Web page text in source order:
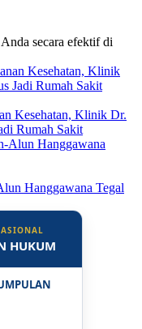
secara efektif di
Kesehatan, Klinik Dr.
Rumah Sakit
Hanggawana Tegal
HUKUM